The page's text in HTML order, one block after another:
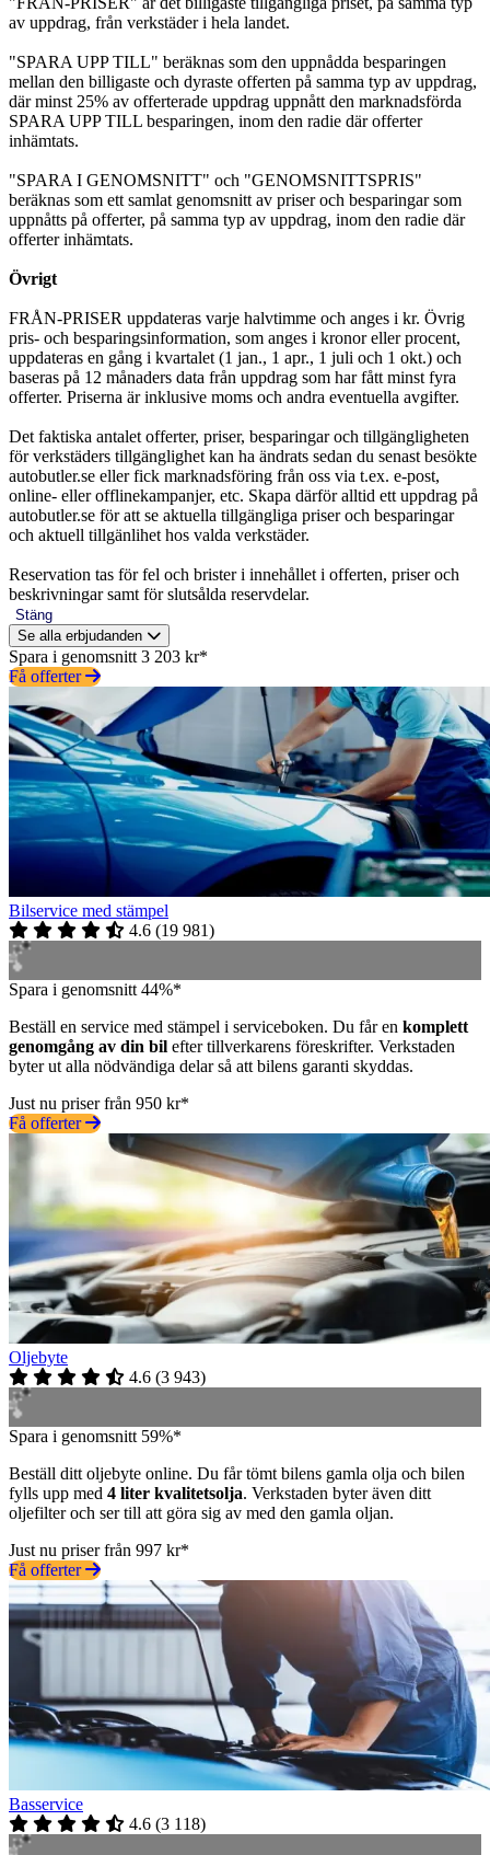
av uppdrag, från verkstäder i hela landet.
"SPARA UPP TILL" beräknas som den uppnådda besparingen
mellan den billigaste och dyraste offerten på samma typ av uppdrag,
där minst 25% av offerterade uppdrag uppnått den marknadsförda
SPARA UPP TILL besparingen, inom den radie där offerter
inhämtats.
"SPARA I GENOMSNITT" och "GENOMSNITTSPRIS"
beräknas som ett samlat genomsnitt av priser och besparingar som
uppnåtts på offerter, på samma typ av uppdrag, inom den radie där
offerter inhämtats.
Övrigt
FRÅN-PRISER uppdateras varje halvtimme och anges i kr. Övrig
pris- och besparingsinformation, som anges i kronor eller procent,
uppdateras en gång i kvartalet (1 jan., 1 apr., 1 juli och 1 okt.) och
baseras på 12 månaders data från uppdrag som har fått minst fyra
offerter. Priserna är inklusive moms och andra eventuella avgifter.
Det faktiska antalet offerter, priser, besparingar och tillgängligheten
för verkstäders tillgänglighet kan ha ändrats sedan du senast besökte
autobutler.se eller fick marknadsföring från oss via t.ex. e-post,
online- eller offlinekampanjer, etc. Skapa därför alltid ett uppdrag på
autobutler.se för att se aktuella tillgängliga priser och besparingar
och aktuell tillgänlihet hos valda verkstäder.
Reservation tas för fel och brister i innehållet i offerten, priser och
beskrivningar samt för slutsålda reservdelar.
Stäng
Se alla erbjudanden
Spara i genomsnitt 3 203 kr*
Få offerter
Bilservice med stämpel
4.6 (19 981)
Spara i genomsnitt 44%*
Beställ en service med stämpel i serviceboken. Du får en komplett
genomgång av din bil efter tillverkarens föreskrifter. Verkstaden
byter ut alla nödvändiga delar så att bilens garanti skyddas.
Just nu priser från 950 kr*
Få offerter
Oljebyte
4.6 (3 943)
Spara i genomsnitt 59%*
Beställ ditt oljebyte online. Du får tömt bilens gamla olja och bilen
fylls upp med 4 liter kvalitetsolja. Verkstaden byter även ditt
oljefilter och ser till att göra sig av med den gamla oljan.
Just nu priser från 997 kr*
Få offerter
Basservice
4.6 (3 118)